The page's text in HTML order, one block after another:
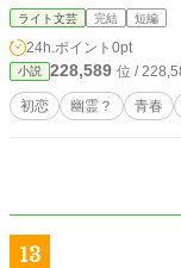
ライト文芸 完結 短編
24h.ポイント 0pt
小説 228,589 位 /
初恋 幽霊？ 青春
13